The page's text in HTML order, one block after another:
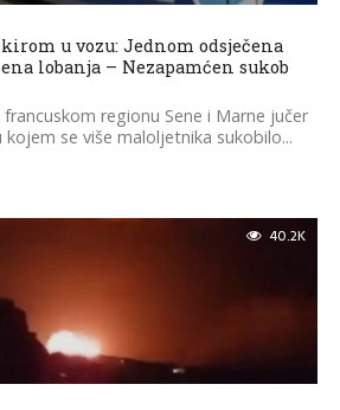
u vozu: Jednom odsječena
lobanja – Nezapamćen sukob
regionu Sene i Marne jučer
se više maloljetnika sukobilo...
40.2K